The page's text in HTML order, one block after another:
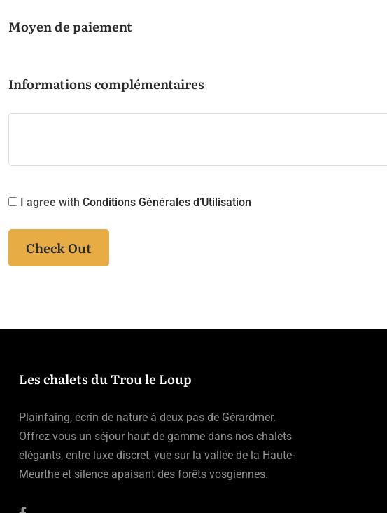
Moyen de paiement
Informations complémentaires
I agree with Conditions Générales d’Utilisation
Check Out
Les chalets du Trou le Loup
Plainfaing, écrin de nature à deux pas de Gérardmer.
Offrez-vous un séjour haut de gamme dans nos chalets
élégants, entre luxe discret, vue sur la vallée de la Haute-
Meurthe et silence apaisant des forêts vosgiennes.